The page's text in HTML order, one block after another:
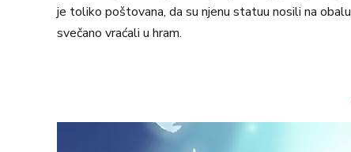
je toliko poštovana, da su njenu statuu nosili na
svečano vraćali u hram.